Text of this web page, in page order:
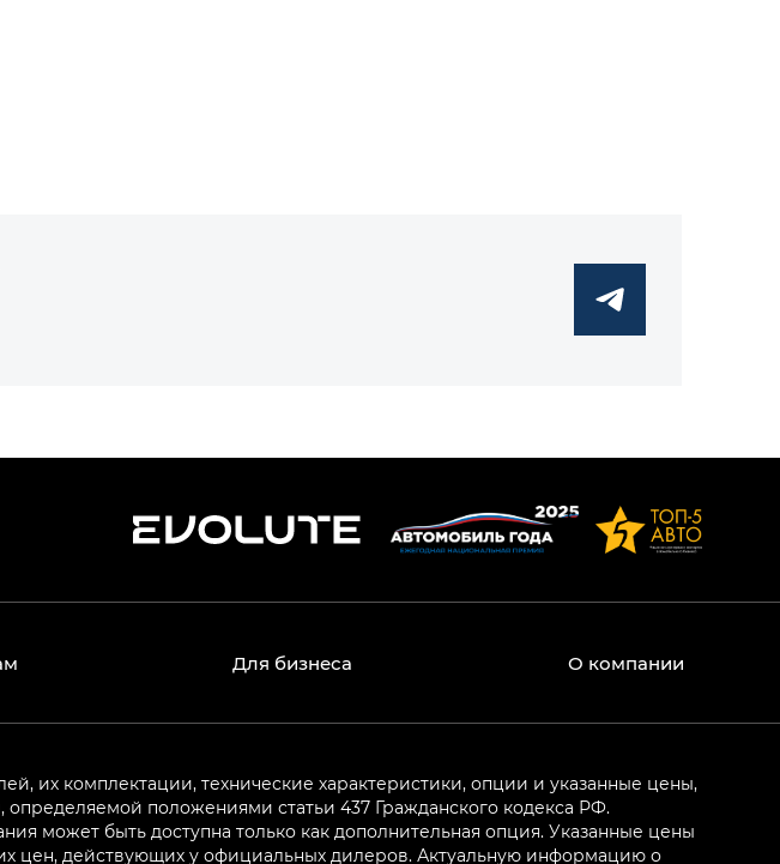
Для бизнеса О компании
их комплектации, технические характеристики, опции и указанные цены,
положениями статьи 437 Гражданского кодекса РФ.
может быть доступна только как дополнительная опция. Указанные цены
цен, действующих у официальных дилеров. Актуальную информацию о